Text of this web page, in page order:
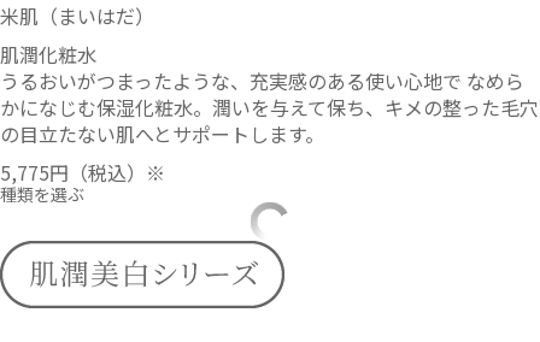
米肌（まいはだ）
肌潤化粧水
うるおいがつまったような、充実感のある使い心地で なめら
かになじむ保湿化粧水。潤いを与えて保ち、キメの整った毛穴
の目立たない肌へとサポートします。
5,775円 （税込）※
種類を選ぶ